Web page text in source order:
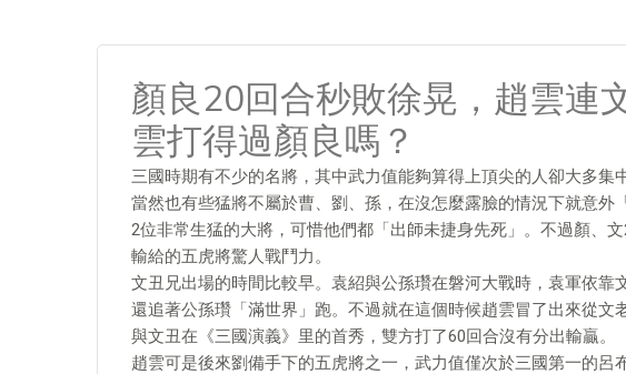
顏良20回合秒敗徐晃，趙雲連
雲打得過顏良嗎？
三國時期有不少的名將，其中武力值能夠算得上頂尖的人卻大多集
當然也有些猛將不屬於曹、劉、孫，在沒怎麼露臉的情況下就意外
2位非常生猛的大將，可惜他們都「出師未捷身先死」。不過顏、
輸給的五虎將驚人戰鬥力。
文丑兄出場的時間比較早。袁紹與公孫瓚在磐河大戰時，袁軍依靠
還追著公孫瓚「滿世界」跑。不過就在這個時候趙雲冒了出來從文
與文丑在《三國演義》里的首秀，雙方打了60回合沒有分出輸贏。
趙雲可是後來劉備手下的五虎將之一，武力值僅次於三國第一的呂